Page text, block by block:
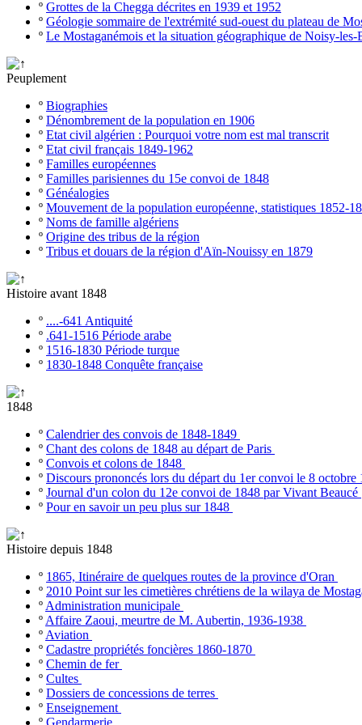
º Grottes de la Chegga décrites en 1939 et 1952
º Géologie sommaire de l'extrémité sud-ouest du plateau de
º Le Mostaganémois et la situation géographique de Noisy-les-
Peuplement
º Biographies
º Dénombrement de la population en 1906
º Etat civil algérien : Pourquoi votre nom est mal transcrit
º Etat civil français 1849-1962
º Familles européennes
º Familles parisiennes du 15e convoi de 1848
º Généalogies
º Mouvement de la population européenne, statistiques 1852-
º Noms de famille algériens
º Origine des tribus de la région
º Tribus et douars de la région d'Aïn-Nouissy en 1879
Histoire avant 1848
º ....-641 Antiquité
º .641-1516 Période arabe
º 1516-1830 Période turque
º 1830-1848 Conquête française
1848
º Calendrier des convois de 1848-1849
º Chant des colons de 1848 au départ de Paris
º Convois et colons de 1848
º Discours prononcés lors du départ du 1er convoi le 8 octobre
º Journal d'un colon du 12e convoi de 1848 par Vivant Beaucé
º Pour en savoir un peu plus sur 1848
Histoire depuis 1848
º 1865, Itinéraire de quelques routes de la province d'Oran
º 2010 Point sur les cimetières chrétiens de la wilaya de
º Administration municipale
º Affaire Zaoui, meurtre de M. Aubertin, 1936-1938
º Aviation
º Cadastre propriétés foncières 1860-1870
º Chemin de fer
º Cultes
º Dossiers de concessions de terres
º Enseignement
º Gendarmerie